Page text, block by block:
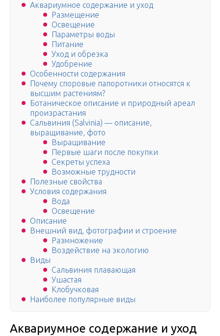
Аквариумное содержание и уход
Размещение
Освещение
Параметры воды
Питание
Уход и обрезка
Удобрение
Особенности содержания
Почему споровые папоротники относятся к
высшим растениям?
Ботаническое описание и природный ареал
произрастания
Сальвиния (Salvinia) — описание,
выращивание, фото
Выращивание
Первые шаги после покупки
Секреты успеха
Возможные трудности
Полезные свойства
Условия содержания
Вода
Освещение
Описание
Внешний вид, фотографии и строение
Размножение
Воздействие на экологию
Виды
Сальвиния плавающая
Ушастая
Клобучковая
Наиболее популярные виды
Аквариумное содержание и уход